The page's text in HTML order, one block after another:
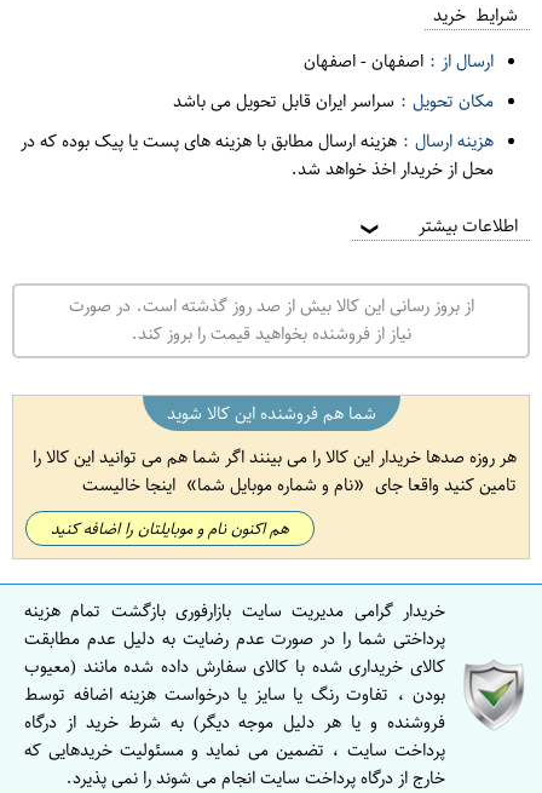
شرایط خرید
ارسال از : اصفهان-اصفهان
مکان تحویل : سراسر ایران قابل تحویل می باشد
هزینه ارسال : هزینه ارسال مطابق با هزینه های پست یا پیک بوده که در
محل از خریدار اخذ خواهد شد.
اطلاعات بیشتر ❯
از بروز رسانی این کالا بیش از صد روز گذشته است. در صورت
نیاز از فروشنده بخواهید قیمت را بروز کند.
شما هم فروشنده این کالا شوید
هر روزه صدها خریدار این کالا را می بینند اگر شما هم می توانید این کالا را
تامین کنید واقعا جای
نام و شماره موبایل شما اینجا خالیست
هم اکنون نام و موبایلتان را اضافه کنید
خریدار گرامی مدیریت سایت بازارفوری بازگشت تمام هزینه
پرداختی شما را در صورت عدم رضایت به دلیل عدم مطابقت
کالای خریداری شده با کالای سفارش داده شده مانند (معیوب
بودن ، تفاوت رنگ یا سایز یا درخواست هزینه اضافه توسط
فروشنده و یا هر دلیل موجه دیگر) به شرط خرید از درگاه
پرداخت سایت ، تضمین می نماید و مسئولیت خریدهایی که
خارج از درگاه پرداخت سایت انجام می شوند را نمی پذیرد.